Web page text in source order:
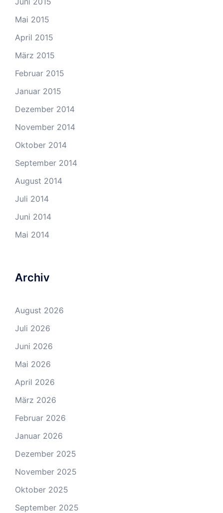
Mai 2015
April 2015
März 2015
Februar 2015
Januar 2015
Dezember 2014
November 2014
Oktober 2014
September 2014
August 2014
Juli 2014
Juni 2014
Mai 2014
Archiv
August 2026
Juli 2026
Juni 2026
Mai 2026
April 2026
März 2026
Februar 2026
Januar 2026
Dezember 2025
November 2025
Oktober 2025
September 2025